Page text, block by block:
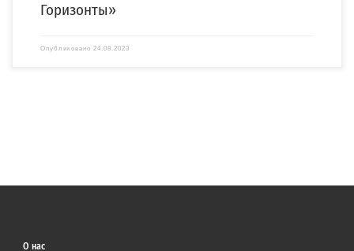
Горизонты»
Опубликовано 24.08.2023
О нас